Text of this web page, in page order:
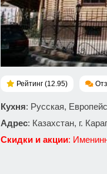
Рейтинг (12.95)
Кухня: Русская,
Адрес: Казахстан, г.
Скидки и акции: